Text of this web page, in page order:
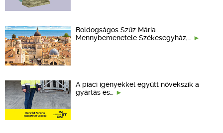
Boldogságos Szűz Mária
Mennybemenetele Székesegyház,…
A piaci igényekkel együtt növekszik a
gyártás és…